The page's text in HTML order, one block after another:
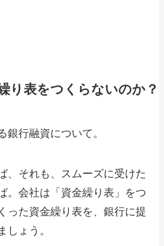
り表をつくらないのか？
銀行融資について。
、それも、スムーズに受けた
。会社は「資金繰り表」をつ
った資金繰り表を、銀行に提
しょう。